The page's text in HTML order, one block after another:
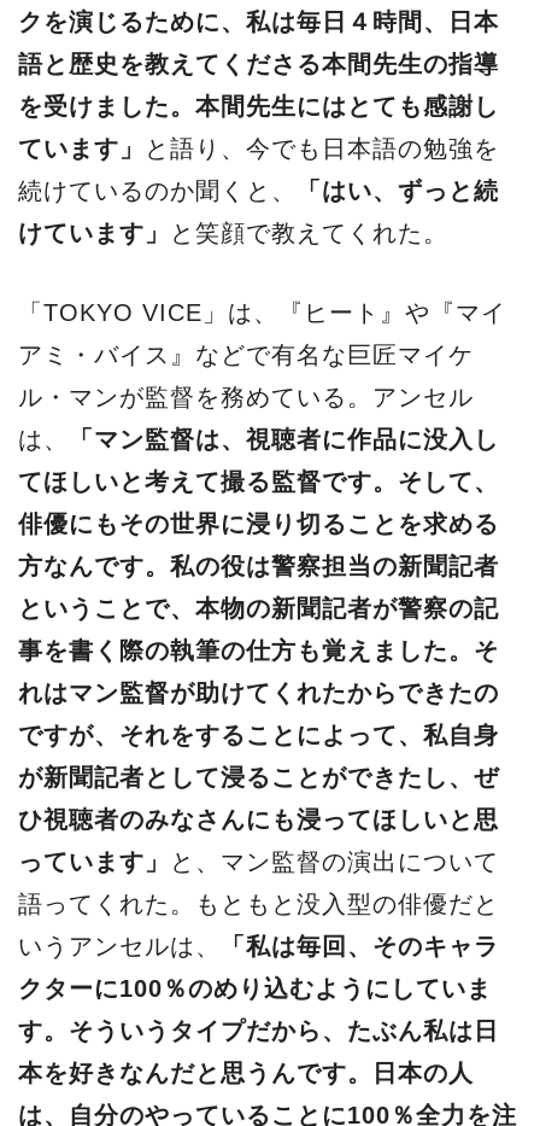
クを演じるために、私は毎日４時間、日本
語と歴史を教えてくださる本間先生の指導
を受けました。本間先生にはとても感謝し
ています」
と語り、今でも日本語の勉強を
続けているのか聞くと、
「はい、ずっと続
けています」
と笑顔で教えてくれた。
「TOKYO VICE」は、『ヒート』や『マイ
アミ・バイス』などで有名な巨匠マイケ
ル・マンが監督を務めている。アンセル
は、
「マン監督は、視聴者に作品に没入し
てほしいと考えて撮る監督です。そして、
俳優にもその世界に浸り切ることを求める
方なんです。私の役は警察担当の新聞記者
ということで、本物の新聞記者が警察の記
事を書く際の執筆の仕方も覚えました。そ
れはマン監督が助けてくれたからできたの
ですが、それをすることによって、私自身
が新聞記者として浸ることができたし、ぜ
ひ視聴者のみなさんにも浸ってほしいと思
っています」
と、マン監督の演出について
語ってくれた。もともと没入型の俳優だと
いうアンセルは、
「私は毎回、そのキャラ
クターに100％のめり込むようにしていま
す。そういうタイプだから、たぶん私は日
本を好きなんだと思うんです。日本の人
は、自分のやっていることに100％全力を注